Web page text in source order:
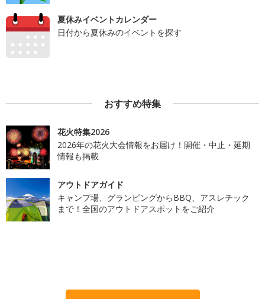
夏休みイベントカレンダー
日付から夏休みのイベントを探す
おすすめ特集
花火特集2026
2026年の花火大会情報をお届け！開催・中止・延期
情報も掲載
アウトドアガイド
キャンプ場、グランピングからBBQ、アスレチック
まで！全国のアウトドアスポットをご紹介